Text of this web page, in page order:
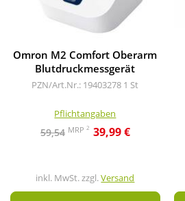
Omron M2 Comfort Oberarm
Blutdruckmessgerät
PZN/Art.Nr.: 19403278 1 St
Pflichtangaben
59,54 MRP 2 39,99 €
inkl. MwSt. zzgl.Versand